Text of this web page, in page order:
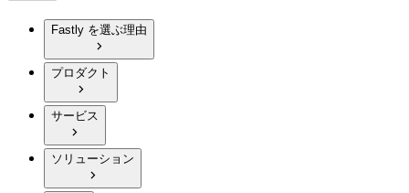
Fastly を選ぶ理由
プロダクト
サービス
ソリューション